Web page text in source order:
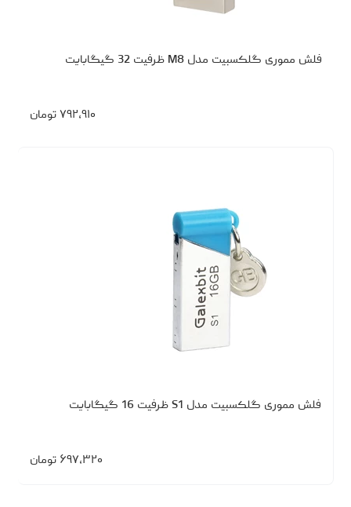
فلش مموری گلکسبیت مدل M8 ظرفیت 32 گیگابایت
۷۹۲،۹۱۰ تومان
فلش مموری گلکسبیت مدل S1 ظرفیت 16 گیگابایت
۶۹۷،۳۲۰ تومان